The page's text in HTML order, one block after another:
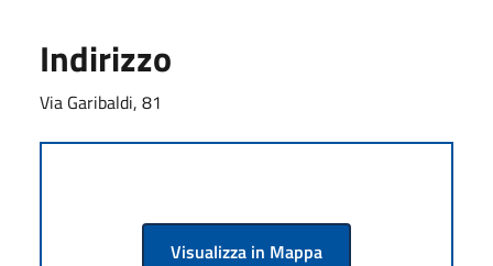
Indirizzo
Via Garibaldi, 81
Visualizza in Mappa